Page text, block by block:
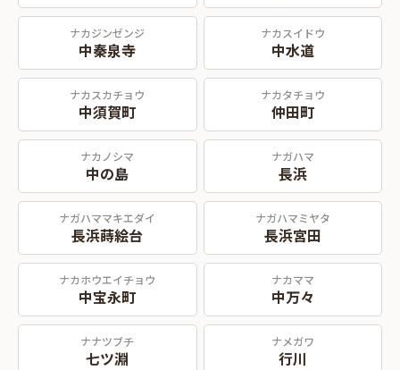
ナカジンゼンジ
中秦泉寺
ナカスイドウ
中水道
ナカスカチョウ
中須賀町
ナカタチョウ
仲田町
ナカノシマ
中の島
ナガハマ
長浜
ナガハママキエダイ
長浜蒔絵台
ナガハマミヤタ
長浜宮田
ナカホウエイチョウ
中宝永町
ナカママ
中万々
ナナツブチ
七ツ淵
ナメガワ
行川